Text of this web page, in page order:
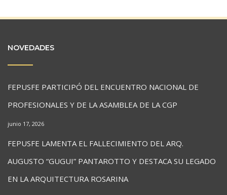
NOVEDADES
FEPUSFE PARTICIPÓ DEL ENCUENTRO NACIONAL DE
PROFESIONALES Y DE LA ASAMBLEA DE LA CGP
junio 17, 2026
FEPUSFE LAMENTA EL FALLECIMIENTO DEL ARQ.
AUGUSTO “GUGUI” PANTAROTTO Y DESTACA SU LEGADO
EN LA ARQUITECTURA ROSARINA